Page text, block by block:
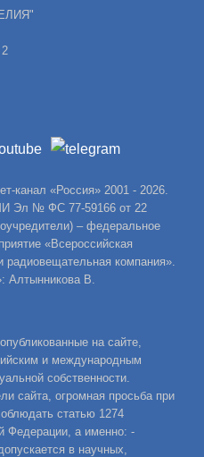
канал «Россия» 2001 - 2026.
Эл № ФС 77-59166 от 22
– федеральное
«Всероссийская
радиовещательная компания».
Алтынникова В.
на сайте,
и международным
собственности.
сайта, огромная просьба при
статью 1274
Федерации, а именно: -
в научных,